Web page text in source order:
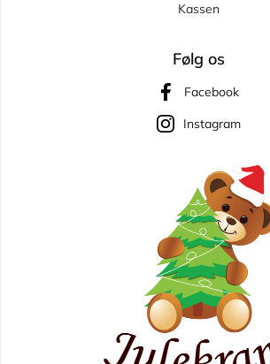
Kassen
Følg os
Facebook
Instagram